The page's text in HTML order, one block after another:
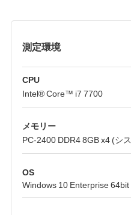
測定環境
CPU
Intel® Core™ i7 7700
メモリー
PC-2400 DDR4 8GB x4 (シ
OS
Windows 10 Enterprise 64bit